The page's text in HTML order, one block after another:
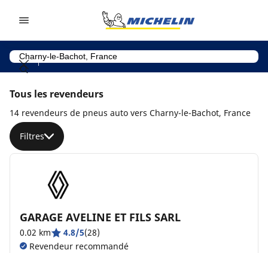
Tous les revendeurs
14 revendeurs de pneus auto vers Charny-le-Bachot, France
Filtres
GARAGE AVELINE ET FILS SARL
0.02 km 4.8/5(28)
Revendeur recommandé